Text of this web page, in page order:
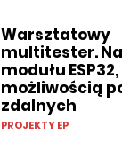
Warsztatowy
multitester.
modułu ESP32,
możliwością
zdalnych
PROJEKTY EP